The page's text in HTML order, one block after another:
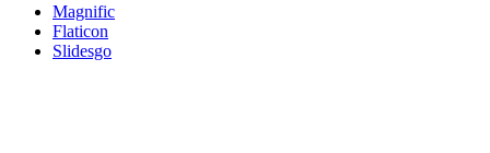
Magnific
Flaticon
Slidesgo